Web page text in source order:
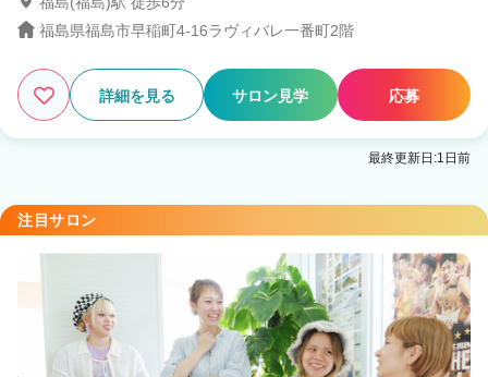
福島県福島市早稲町4-16ラヴィバレ一番町2階
詳細を見る サロン見学 応募
最終更新日:1日前
注目サロン